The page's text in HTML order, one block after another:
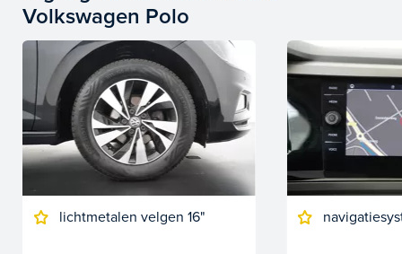
Volkswagen Polo
lichtmetalen velgen 16"